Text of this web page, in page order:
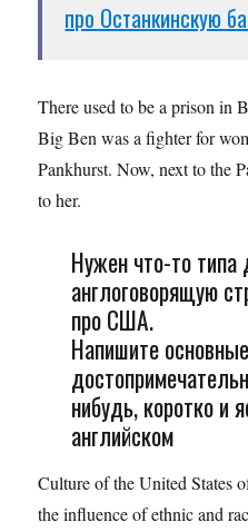
про Останкинскую
There used to be a prison in
Big Ben was a fighter for
Pankhurst. Now, next to the
to her.
Нужен что-то типа
англоговорящую
про США.
Напишите
нибудь, коротко и
английском
Culture of the United States
the influence of ethnic and